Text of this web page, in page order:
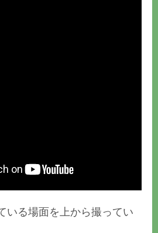
いる場面を上から撮ってい